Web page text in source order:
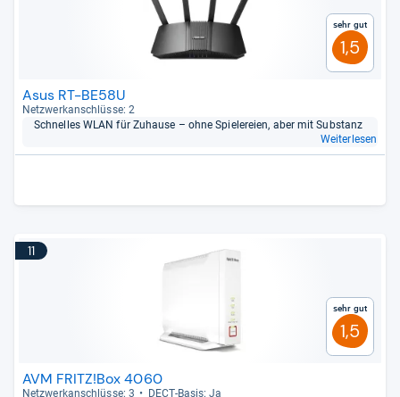
Sehr gut
1,5
Asus RT-BE58U
Netz­werk­an­schlüsse: 2
Schnel­les WLAN für Zuhause – ohne Spie­le­reien, aber mit Sub­stanz
Weiterlesen
11
Sehr gut
1,5
AVM FRITZ!Box 4060
Netz­werk­an­schlüsse: 3
DECT-​Basis: Ja